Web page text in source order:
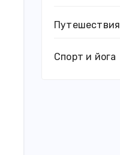
Путешествия
Спорт и йога